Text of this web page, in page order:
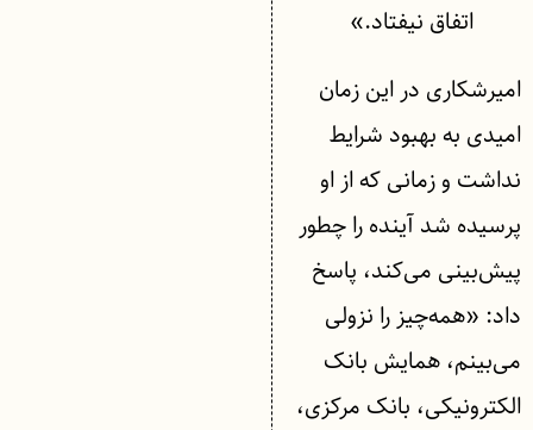
اتفاق نیفتاد.»
امیرشکاری در این زمان
امیدی به بهبود شرایط
نداشت و زمانی که از او
پرسیده شد آینده را چطور
پیش‌بینی می‌کند، پاسخ
داد: «همه‌چیز را نزولی
می‌بینم، همایش بانک
الکترونیکی، بانک مرکزی،